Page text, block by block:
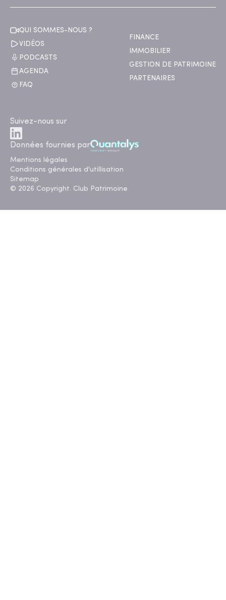
QUI SOMMES-NOUS ?
VIDÉOS
PODCASTS
AGENDA
FAQ
FINANCE
IMMOBILIER
GESTION DE PATRIMOINE
PARTENAIRES
Suivez-nous sur
Données fournies par
Mentions légales
Conditions générales d'utillisation
Sitemap
© 2026 Copyright. Club Patrimoine